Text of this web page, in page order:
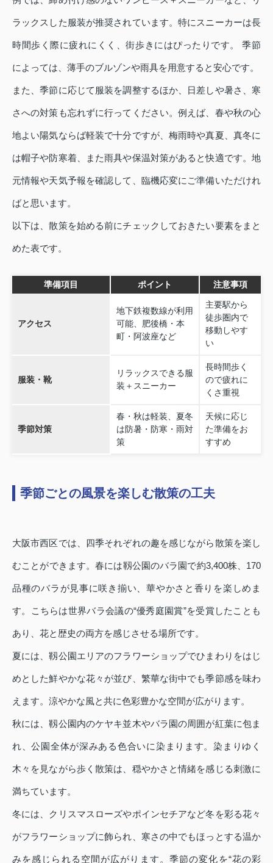
ラックスした服装が推奨されています。特にスニーカーは長
時間歩く際に疲れにくく、街歩きにはぴったりです。 季節
によっては、薄手のブルゾンや雨具を用意すると安心です。
また、季節に応じて服装を調整するほか、日差しや暑さ、寒
さへの対策も忘れずに行ってください。例えば、春や秋の心
地よい陽気ならば軽装で十分ですが、梅雨時や真夏、真冬に
は帽子や防寒着、また雨具や保温対策があると快適です。地
元情報や天気予報を確認して、臨機応変にご準備いただけれ
ばと思います。
以下は、散策を始める前にチェックしておきたい要素をまと
めた表です。
準備項目 ポイント 注意事項
アクセス
地下鉄複数線が利用
可能、肥後橋・本
町・阿波座など
主要駅から
徒歩圏内で
移動しやす
い
服装・靴
リラックスできる服
装＋スニーカー
長時間歩く
ので疲れに
くさ重視
季節対策
春・秋は軽装、夏冬
は防暑・防寒・雨対
策
天候に応じ
た準備をお
すすめ
季節ごとの風景を楽しむ散策の工夫
大阪市西区では、四季それぞれの趣を感じながら散策を楽し
むことができます。春には靱公園のバラ園で約3,400株、170
品種のバラが見事に咲き揃い、華やかさと香りを楽しめま
す。こちらは世界バラ会議の“優秀庭園賞”を受賞したことも
あり、花と歴史の両方を感じさせる場所です。
夏には、靱公園エリアのフラワーショップでひまわりをはじ
めとした鮮やかな花々が並び、繁華な街中でも季節感を味わ
えます。涼やかな風と共に色彩豊かな空間が広がります。
秋には、靱公園内のケヤキ並木やバラ園の周囲が紅葉に包ま
れ、公園全体が深みある色合いに染まります。染まりゆく
木々を見ながら歩く散策は、穏やかさと情緒を感じる刺激に
満ちています。
冬には、クリスマスローズやポインセチアなど冬を彩る花々
がフラワーショップに飾られ、寒さの中でもほっとする温か
みを感じられる空間が広がります。季節の変化を“花の彩